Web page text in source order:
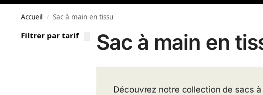
Accueil / Sac à main en tissu
Sac à main en
Découvrez notre collection de sacs
Filtrer par tarif